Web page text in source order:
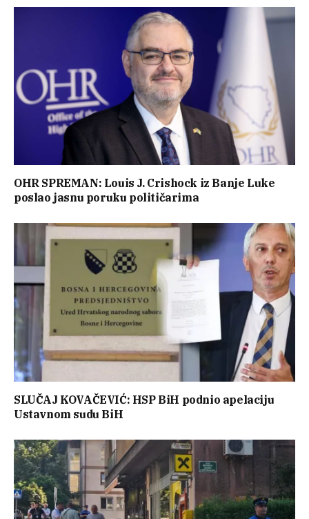
OHR SPREMAN: Louis J. Crishock iz Banje Luke
poslao jasnu poruku političarima
SLUČAJ KOVAČEVIĆ: HSP BiH podnio apelaciju
Ustavnom sudu BiH